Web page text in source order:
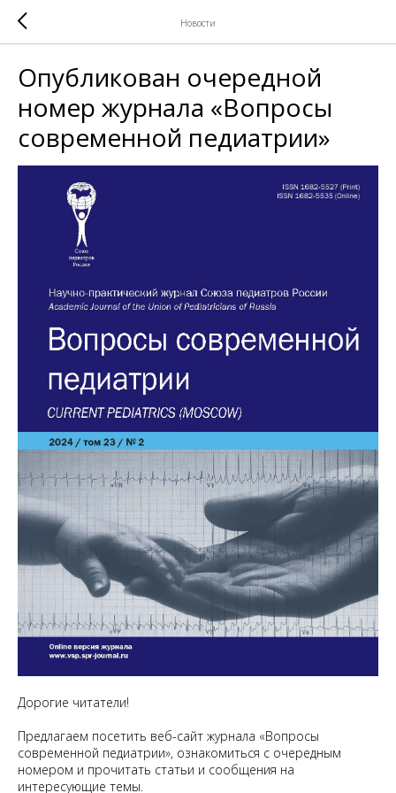
Новости
Опубликован очередной
номер журнала «Вопросы
современной педиатрии»
Дорогие читатели!
Предлагаем посетить веб-сайт журнала «Вопросы
современной педиатрии», ознакомиться с очередным
номером и прочитать статьи и сообщения на
интересующие темы.